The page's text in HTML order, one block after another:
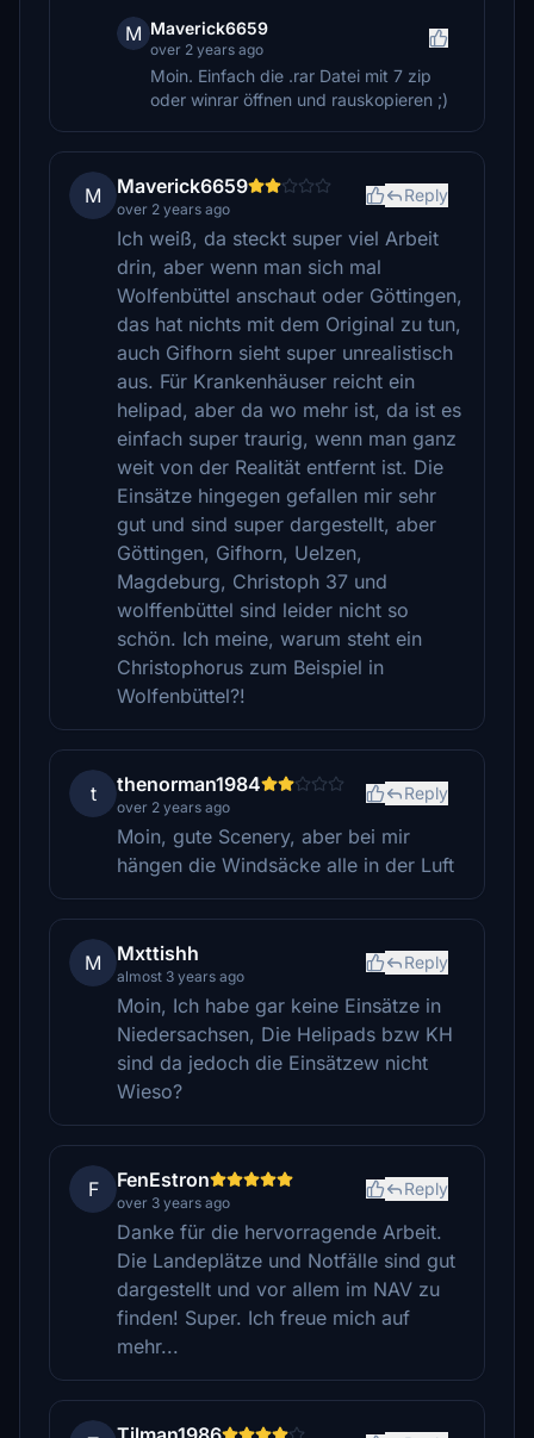
M Maverick6659
over 2 years ago
Moin. Einfach die .rar Datei mit 7 zip
oder winrar öffnen und rauskopieren ;)
M Maverick6659
over 2 years ago
Reply
Ich weiß, da steckt super viel Arbeit
drin, aber wenn man sich mal
Wolfenbüttel anschaut oder Göttingen,
das hat nichts mit dem Original zu tun,
auch Gifhorn sieht super unrealistisch
aus. Für Krankenhäuser reicht ein
helipad, aber da wo mehr ist, da ist es
einfach super traurig, wenn man ganz
weit von der Realität entfernt ist. Die
Einsätze hingegen gefallen mir sehr
gut und sind super dargestellt, aber
Göttingen, Gifhorn, Uelzen,
Magdeburg, Christoph 37 und
wolffenbüttel sind leider nicht so
schön. Ich meine, warum steht ein
Christophorus zum Beispiel in
Wolfenbüttel?!
t thenorman1984
over 2 years ago
Reply
Moin, gute Scenery, aber bei mir
hängen die Windsäcke alle in der Luft
M Mxttishh
almost 3 years ago
Reply
Moin, Ich habe gar keine Einsätze in
Niedersachsen, Die Helipads bzw KH
sind da jedoch die Einsätzew nicht
Wieso?
F FenEstron
over 3 years ago
Reply
Danke für die hervorragende Arbeit.
Die Landeplätze und Notfälle sind gut
dargestellt und vor allem im NAV zu
finden! Super. Ich freue mich auf
mehr...